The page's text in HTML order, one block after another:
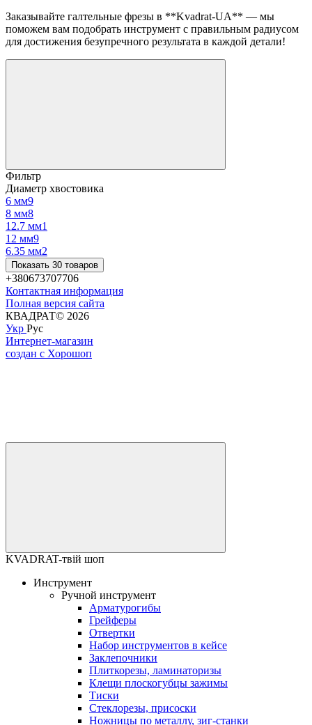
Заказывайте галтельные фрезы в **Kvadrat-UA** — мы
поможем вам подобрать инструмент с правильным радиусом
для достижения безупречного результата в каждой детали!
Фильтр
Диаметр хвостовика
6 мм9
8 мм8
12.7 мм1
12 мм9
6.35 мм2
Показать 30 товаров
+380673707706
Контактная информация
Полная версия сайта
КВАДРАТ© 2026
Укр Рус
Интернет-магазин
создан с Хорошоп
KVADRAT-твій шоп
Инструмент
Ручной инструмент
Арматурогибы
Грейферы
Отвертки
Набор инструментов в кейсе
Заклепочники
Плиткорезы, ламинаторизы
Клещи плоскогубцы зажимы
Тиски
Стеклорезы, присоски
Ножницы по металлу, зиг-станки